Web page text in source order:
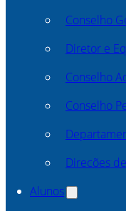
Conselho
Diretor e
Conselho
Conselho
Direcões
Alunos